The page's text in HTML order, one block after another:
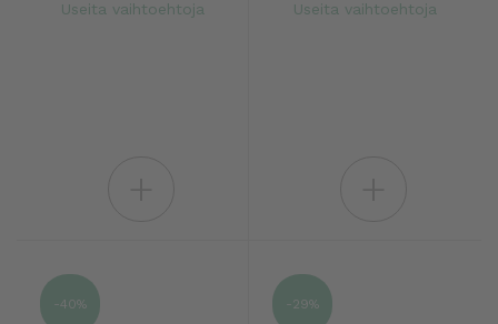
Useita vaihtoehtoja Useita vaihtoehtoja
-40% -29%